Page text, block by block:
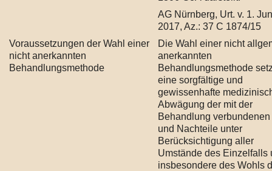
AG Nürnberg, Urt. v. 1.
2017, Az.: 37 C 1874/15
Voraussetzungen der Wahl einer
nicht anerkannten
Behandlungsmethode
Die Wahl einer nicht
anerkannten
Behandlungsmethode
eine sorgfältige und
gewissenhafte
Abwägung der mit der
Behandlung verbundenen
und Nachteile unter
Berücksichtigung aller
Umstände des Einzelfalls
insbesondere des Wohls